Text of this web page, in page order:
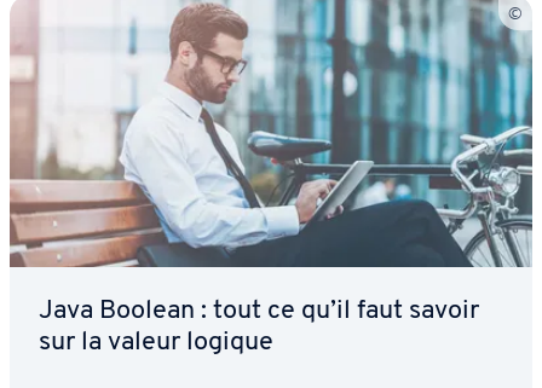
Java Boolean : tout ce qu’il faut savoir
sur la valeur logique